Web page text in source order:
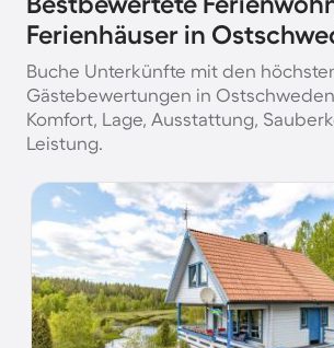
Ferienhäuser in
Buche Unterkünfte mit den
Gästebewertungen in
Komfort, Lage, Ausstattung,
Leistung.